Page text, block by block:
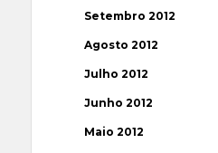
Setembro 2012
Agosto 2012
Julho 2012
Junho 2012
Maio 2012